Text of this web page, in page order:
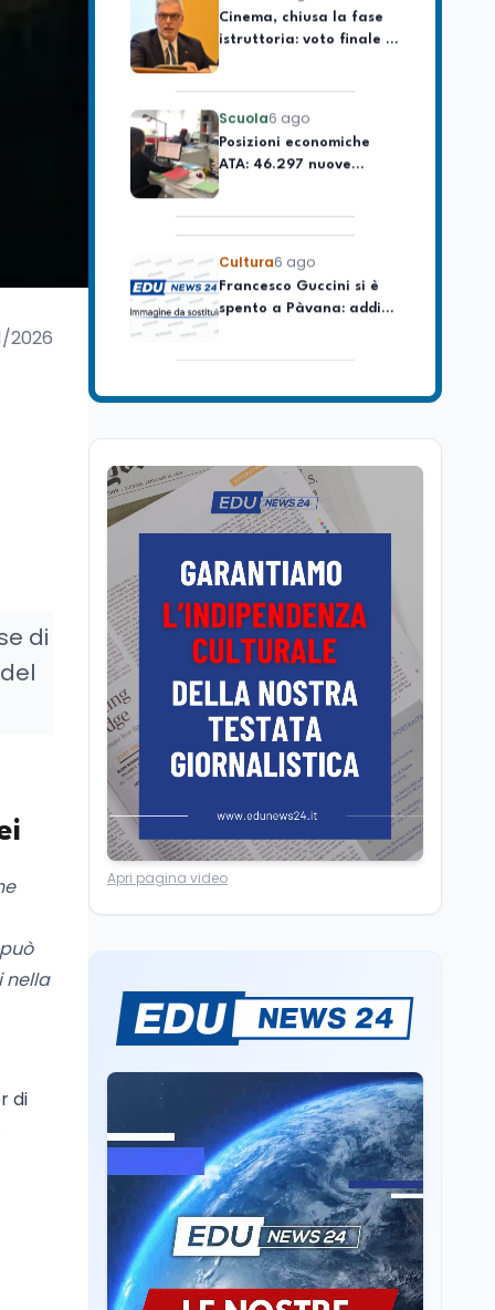
2026
di
nella
di
lavoro
istruttoria: voto finale il
9 settembre in Aula. La
Scuola6 ago
Posizioni economiche
ATA: 46.297 nuove
posizioni economiche
Cultura6 ago
Francesco Guccini si è
spento a Pàvana: addio
al Maestrone
Cultura6 ago
Maestrone: addio a
generazione ribelle
Lavoro 6 ago
La ministra Calderone
firma il patto con Asstel
piattaforma, in
l'Inps, per l'incontro tra
domanda e offerta di
lavoro
Cultura6 ago
Cinema, chiusa la fase
istruttoria: voto finale il
soddisfazione di
Mollicone
Scuola 6 ago
Posizioni economiche
ATA: 46.297 nuove
con arretrati fino a
4.150 euro
Cultura6 ago
Francesco Guccini si è
Se n'è andato il
Maestrone: addio a
l'ultimo cantore di una
generazione ribelle
Lavoro6 ago
La ministra Calderone
firma il patto con Asstel
per il rilancio del Siisl,
piattaforma, in
collaborazione con
l'Inps, per l'incontro tra
domanda e offerta di
lavoro
Cultura6 ago
Cinema, chiusa la fase
istruttoria: voto finale il
9 settembre in Aula. La
Apri pagina video